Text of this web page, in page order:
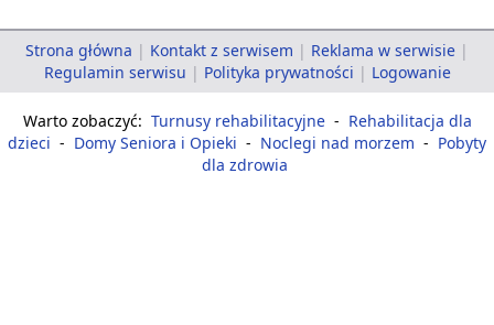
Strona główna | Kontakt z serwisem | Reklama w serwisie |
Regulamin serwisu | Polityka prywatności | Logowanie
Warto zobaczyć: Turnusy rehabilitacyjne - Rehabilitacja dla
dzieci - Domy Seniora i Opieki - Noclegi nad morzem - Pobyty
dla zdrowia